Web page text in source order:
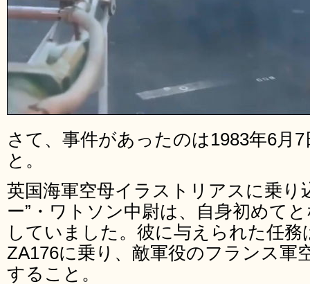
さて、事件があったのは1983年6月
と。
英国海軍空母イラストリアスに乗り
ー”・ワトソン中尉は、自身初めて
していました。彼に与えられた任
ZA176に乗り、敵軍役のフランス軍
すること。